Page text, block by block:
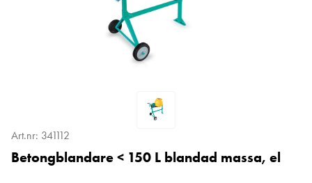
Art.nr: 341112
Betongblandare < 150 L blandad massa, el